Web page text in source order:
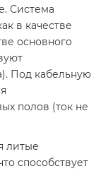
Система
в качестве
основного
Под кабельную
полов (ток не
литые
способствует